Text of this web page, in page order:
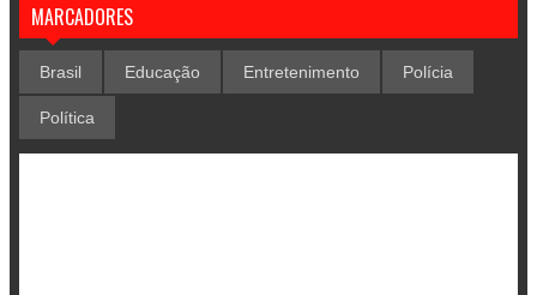
MARCADORES
Brasil Educação Entretenimento Polícia
Política